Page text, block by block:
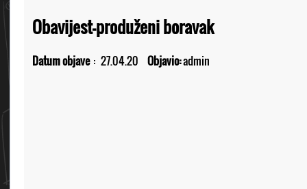
Obavijest-produženi boravak
Datum objave : 27.04.20 Objavio:admin